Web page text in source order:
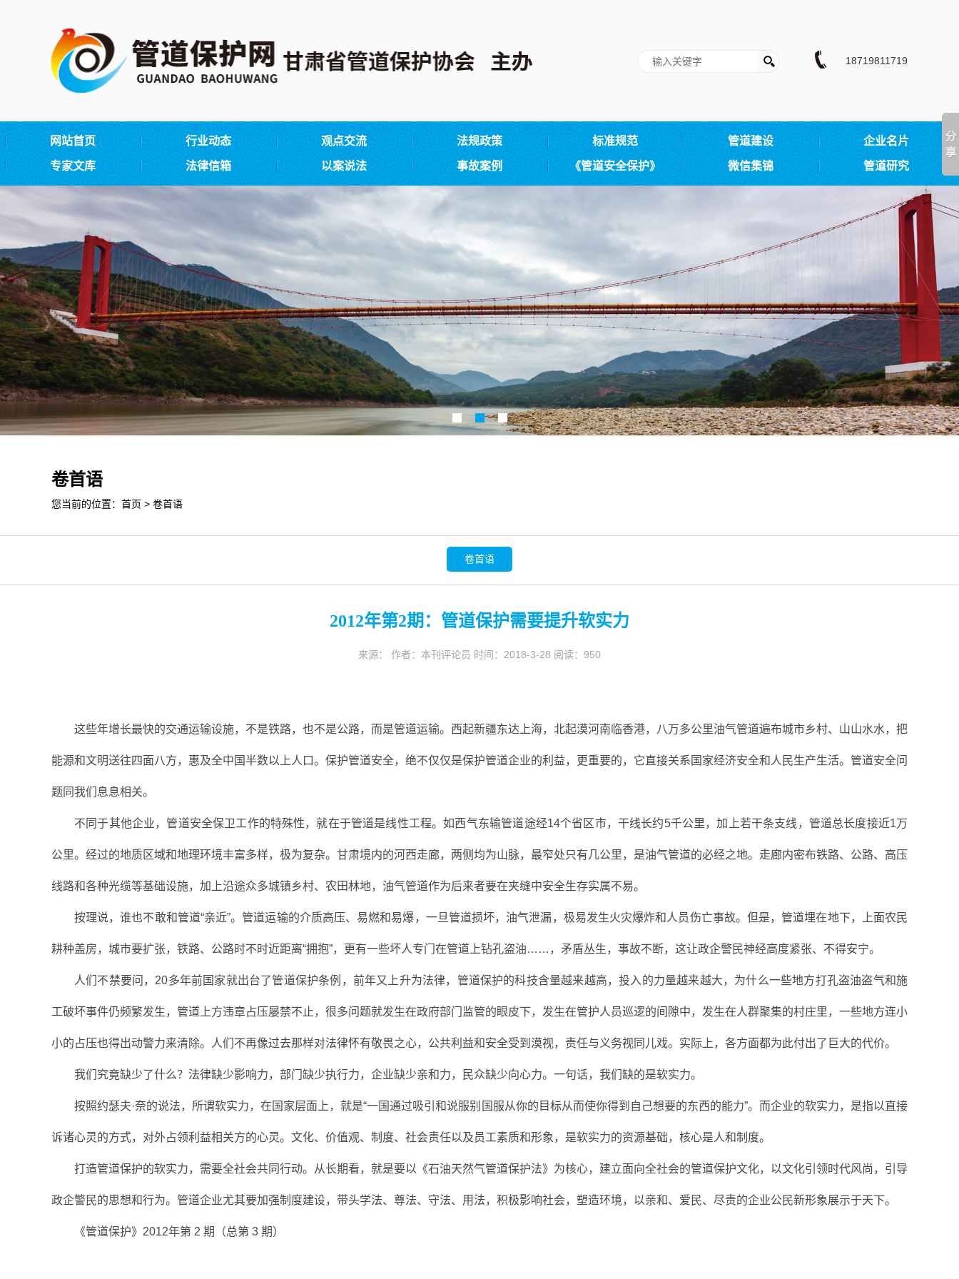
18719811719
网站首页 行业动态 观点交流 法规政策 标准规范 管道建设 企业名片
专家文库 法律信箱 以案说法 事故案例 《管道安全保护》 微信集锦 管道研究
卷首语
您当前的位置： 首页 > 卷首语
卷首语
2012年第2期：管道保护需要提升软实力
来源： 作者：本刊评论员 时间：2018-3-28 阅读： 950
这些年增长最快的交通运输设施，不是铁路，也不是公路，而是管道运输。西起新疆东达上海，北起漠河南临香港，八万多公里油气管道遍布城市乡村、山山水水，把
能源和文明送往四面八方，惠及全中国半数以上人口。保护管道安全，绝不仅仅是保护管道企业的利益，更重要的，它直接关系国家经济安全和人民生产生活。管道安全问
题同我们息息相关。
不同于其他企业，管道安全保卫工作的特殊性，就在于管道是线性工程。如西气东输管道途经14个省区市，干线长约5千公里，加上若干条支线，管道总长度接近1万
公里。经过的地质区域和地理环境丰富多样，极为复杂。甘肃境内的河西走廊，两侧均为山脉，最窄处只有几公里，是油气管道的必经之地。走廊内密布铁路、公路、高压
线路和各种光缆等基础设施，加上沿途众多城镇乡村、农田林地，油气管道作为后来者要在夹缝中安全生存实属不易。
按理说，谁也不敢和管道“亲近”。管道运输的介质高压、易燃和易爆，一旦管道损坏，油气泄漏，极易发生火灾爆炸和人员伤亡事故。但是，管道埋在地下，上面农民
耕种盖房，城市要扩张，铁路、公路时不时近距离“拥抱”，更有一些坏人专门在管道上钻孔盗油……，矛盾丛生，事故不断，这让政企警民神经高度紧张、不得安宁。
人们不禁要问，20多年前国家就出台了管道保护条例，前年又上升为法律，管道保护的科技含量越来越高，投入的力量越来越大，为什么一些地方打孔盗油盗气和施
工破坏事件仍频繁发生，管道上方违章占压屡禁不止，很多问题就发生在政府部门监管的眼皮下，发生在管护人员巡逻的间隙中，发生在人群聚集的村庄里，一些地方连小
小的占压也得出动警力来清除。人们不再像过去那样对法律怀有敬畏之心，公共利益和安全受到漠视，责任与义务视同儿戏。实际上，各方面都为此付出了巨大的代价。
我们究竟缺少了什么？法律缺少影响力，部门缺少执行力，企业缺少亲和力，民众缺少向心力。一句话，我们缺的是软实力。
按照约瑟夫·奈的说法，所谓软实力，在国家层面上，就是“一国通过吸引和说服别国服从你的目标从而使你得到自己想要的东西的能力”。而企业的软实力，是指以直接
诉诸心灵的方式，对外占领利益相关方的心灵。文化、价值观、制度、社会责任以及员工素质和形象，是软实力的资源基础，核心是人和制度。
打造管道保护的软实力，需要全社会共同行动。从长期看，就是要以《石油天然气管道保护法》为核心，建立面向全社会的管道保护文化，以文化引领时代风尚，引导
政企警民的思想和行为。管道企业尤其要加强制度建设，带头学法、尊法、守法、用法，积极影响社会，塑造环境，以亲和、爱民、尽责的企业公民新形象展示于天下。
《管道保护》2012年第 2 期（总第 3 期）